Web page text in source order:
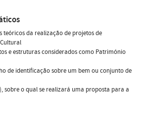
teóricos da realização de projetos de
e estruturas considerados como Património
de identificação sobre um bem ou conjunto de
sobre o qual se realizará uma proposta para a